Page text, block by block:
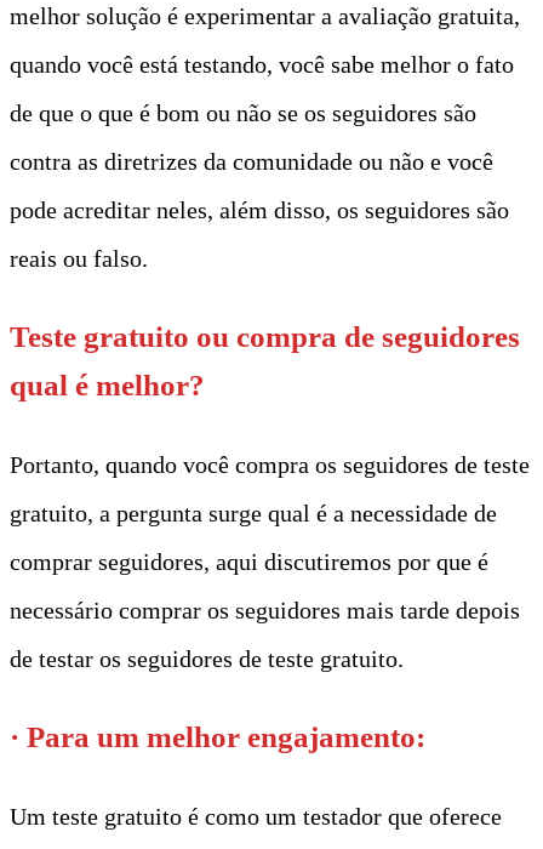
melhor solução é experimentar a avaliação gratuita,
quando você está testando, você sabe melhor o fato
de que o que é bom ou não se os seguidores são
contra as diretrizes da comunidade ou não e você
pode acreditar neles, além disso, os seguidores são
reais ou falso.
Teste gratuito ou compra de seguidores
qual é melhor?
Portanto, quando você compra os seguidores de teste
gratuito, a pergunta surge qual é a necessidade de
comprar seguidores, aqui discutiremos por que é
necessário comprar os seguidores mais tarde depois
de testar os seguidores de teste gratuito.
· Para um melhor engajamento:
Um teste gratuito é como um testador que oferece